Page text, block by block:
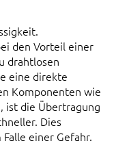
den Vorteil einer
drahtlosen
eine direkte
Komponenten wie
ist die Übertragung
Dies
einer Gefahr.